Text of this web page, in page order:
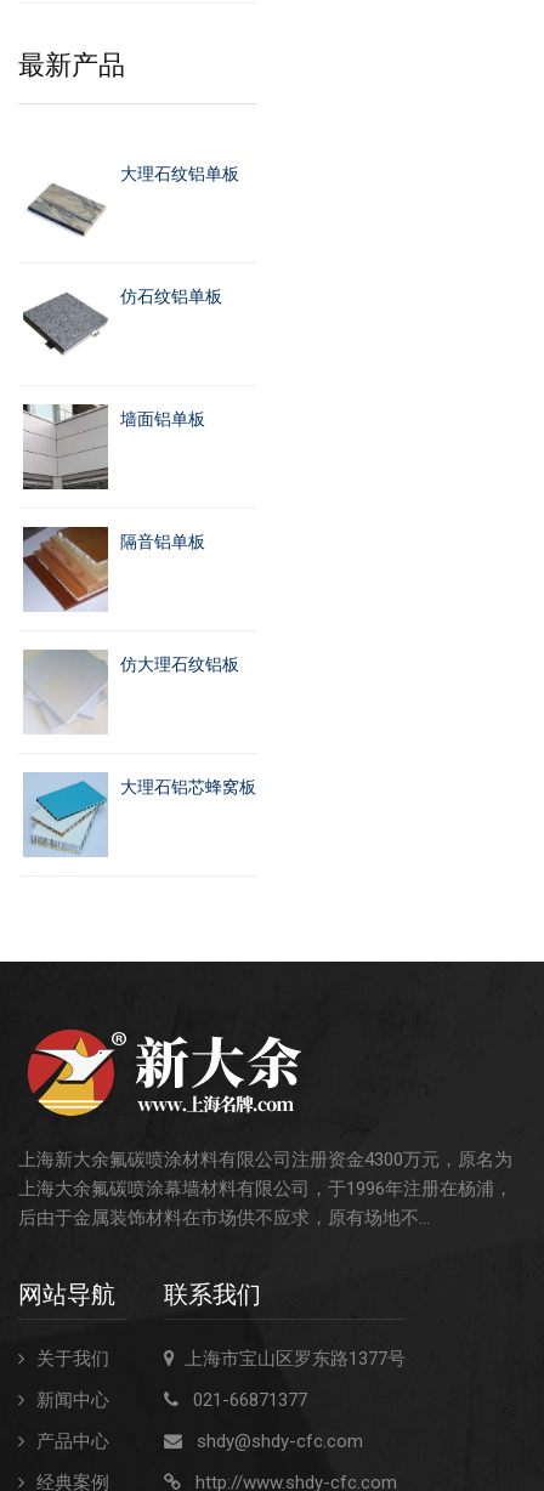
最新产品
大理石纹铝单板
仿石纹铝单板
墙面铝单板
隔音铝单板
仿大理石纹铝板
大理石铝芯蜂窝板
上海新大余氟碳喷涂材料有限公司注册资金4300万元，原名为
上海大余氟碳喷涂幕墙材料有限公司，于1996年注册在杨浦，
后由于金属装饰材料在市场供不应求，原有场地不...
网站导航
关于我们
新闻中心
产品中心
经典案例
联系我们
上海市宝山区罗东路1377号
021-66871377
shdy@shdy-cfc.com
http://www.shdy-cfc.com